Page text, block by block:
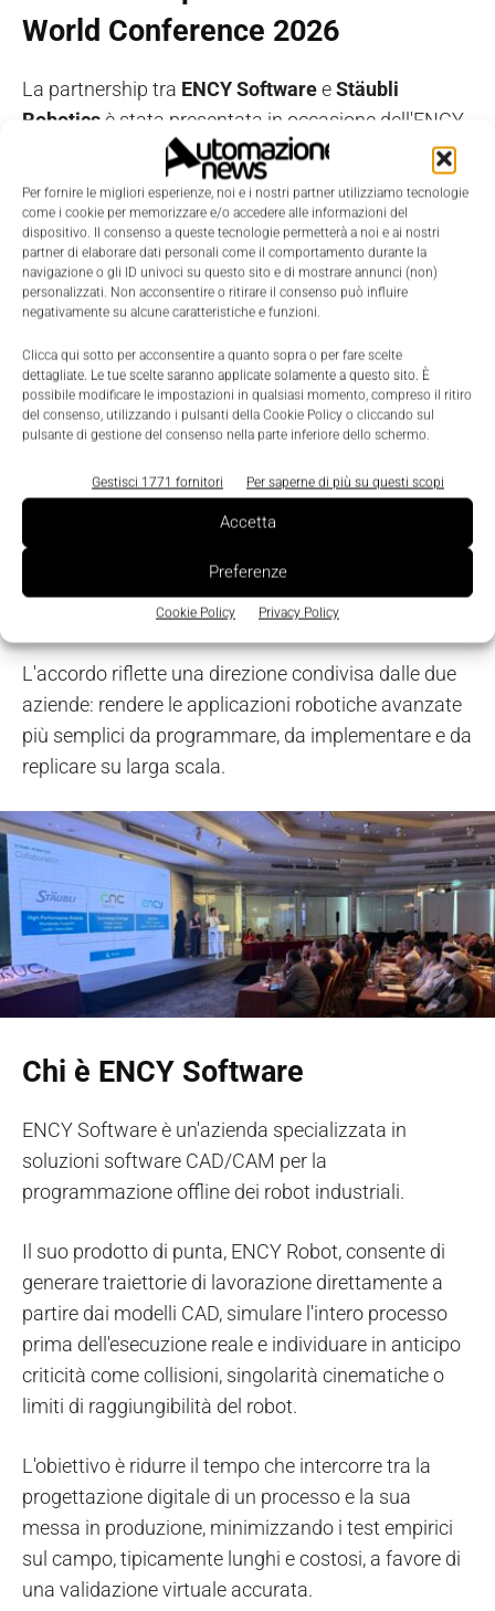
Per fornire le migliori esperienze, noi e i nostri partner utilizziamo tecnologie
come i cookie per memorizzare e/o accedere alle informazioni del
dispositivo. Il consenso a queste tecnologie permetterà a noi e ai nostri
partner di elaborare dati personali come il comportamento durante la
navigazione o gli ID univoci su questo sito e di mostrare annunci (non)
personalizzati. Non acconsentire o ritirare il consenso può influire
negativamente su alcune caratteristiche e funzioni.
Clicca qui sotto per acconsentire a quanto sopra o per fare scelte
dettagliate. Le tue scelte saranno applicate solamente a questo sito. È
possibile modificare le impostazioni in qualsiasi momento, compreso il ritiro
del consenso, utilizzando i pulsanti della Cookie Policy o cliccando sul
pulsante di gestione del consenso nella parte inferiore dello schermo.
Gestisci 1771 fornitori Per saperne di più su questi scopi
Accetta
Preferenze
Cookie Policy Privacy Policy
World Conference 2026
La partnership tra ENCY SoftwareeStäubli
Robotics è stata presentata in occasione dell'ENCY
World Conference 2026. Durante l'evento Stäubli
Robotics ha preso parte a una tavola rotonda
insieme a ENCY Software e CNC Solutions per
discutere di un'integrazione sempre più stretta tra
hardware robotico e strumenti digitali per la
manifattura.
La robotica avanzata ha bisogno di strumenti di
programmazione potenti, ma anche pratici per la
produzione reale. Combinando le prestazioni dei robot
simulazione di ENCY, costruttori e integratori possono
passare con maggiore sicurezza dalla preparazione
Andrea Tagliabue, Global Leader of Application Experts, General Industry
di Stäubli Robotics
L'accordo riflette una direzione condivisa dalle due
aziende: rendere le applicazioni robotiche avanzate
più semplici da programmare, da implementare e da
replicare su larga scala.
Chi è ENCY Software
ENCY Software è un'azienda specializzata in
soluzioni software CAD/CAM per la
programmazione offline dei robot industriali.
Il suo prodotto di punta, ENCY Robot, consente di
generare traiettorie di lavorazione direttamente a
partire dai modelli CAD, simulare l'intero processo
prima dell'esecuzione reale e individuare in anticipo
criticità come collisioni, singolarità cinematiche o
limiti di raggiungibilità del robot.
L'obiettivo è ridurre il tempo che intercorre tra la
progettazione digitale di un processo e la sua
messa in produzione, minimizzando i test empirici
sul campo, tipicamente lunghi e costosi, a favore di
una validazione virtuale accurata.